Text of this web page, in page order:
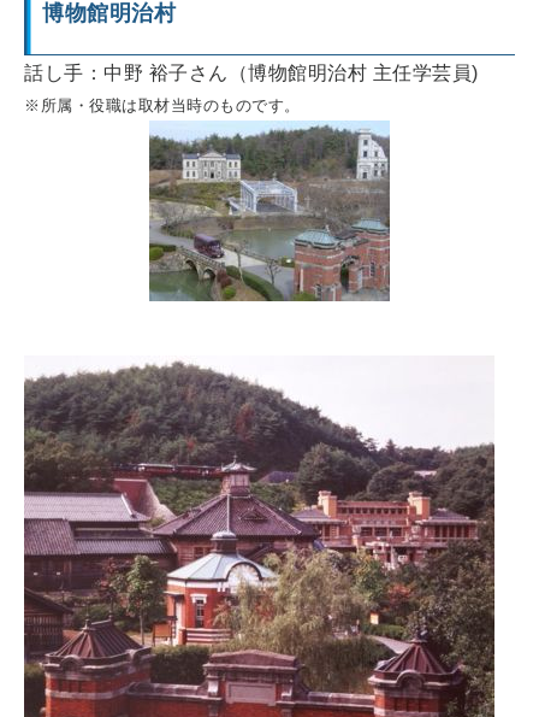
博物館明治村
話し手：中野 裕子さん（博物館明治村 主任学芸員)
※所属・役職は取材当時のものです。